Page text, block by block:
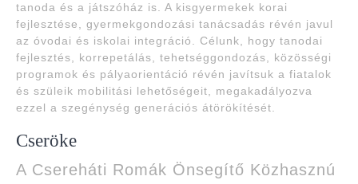
tanoda és a játszóház is. A kisgyermekek korai
fejlesztése, gyermekgondozási tanácsadás révén javul
az óvodai és iskolai integráció. Célunk, hogy tanodai
fejlesztés, korrepetálás, tehetséggondozás, közösségi
programok és pályaorientáció révén javítsuk a fiatalok
és szüleik mobilitási lehetőségeit, megakadályozva
ezzel a szegénység generációs átörökítését.
Cseröke
A Csereháti Romák Önsegítő Közhasznú